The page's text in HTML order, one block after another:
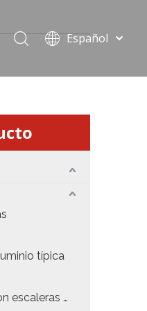
estándar
techo
de armadura
escenario
eventos
Español
Pусский
العربية
típica
Andamios dobles típicos con escaleras colgantes